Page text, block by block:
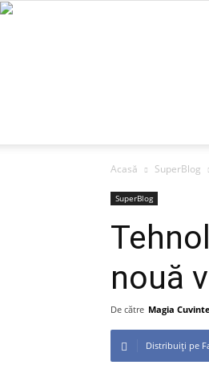
Acasă SuperBlog
SuperBlog
nouă
De către Magia
Distribuiți pe